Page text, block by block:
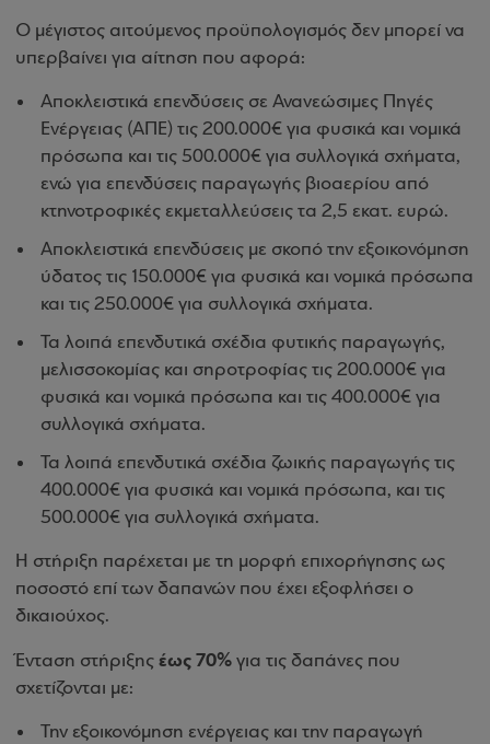
Ο μέγιστος αιτούμενος προϋπολογισμός δεν μπορεί να
υπερβαίνει για αίτηση που αφορά:
Αποκλειστικά επενδύσεις σε Ανανεώσιμες Πηγές
Ενέργειας (ΑΠΕ) τις 200.000€ για φυσικά και νομικά
πρόσωπα και τις 500.000€ για συλλογικά σχήματα,
ενώ για επενδύσεις παραγωγής βιοαερίου από
κτηνοτροφικές εκμεταλλεύσεις τα 2,5 εκατ. ευρώ.
Αποκλειστικά επενδύσεις με σκοπό την εξοικονόμηση
ύδατος τις 150.000€ για φυσικά και νομικά πρόσωπα
και τις 250.000€ για συλλογικά σχήματα.
Τα λοιπά επενδυτικά σχέδια φυτικής παραγωγής,
μελισσοκομίας και σηροτροφίας τις 200.000€ για
φυσικά και νομικά πρόσωπα και τις 400.000€ για
συλλογικά σχήματα.
Τα λοιπά επενδυτικά σχέδια ζωικής παραγωγής τις
400.000€ για φυσικά και νομικά πρόσωπα, και τις
500.000€ για συλλογικά σχήματα.
Η στήριξη παρέχεται με τη μορφή επιχορήγησης ως
ποσοστό επί των δαπανών που έχει εξοφλήσει ο
δικαιούχος.
Ένταση στήριξης έως 70% για τις δαπάνες που
σχετίζονται με:
Την εξοικονόμηση ενέργειας και την παραγωγή